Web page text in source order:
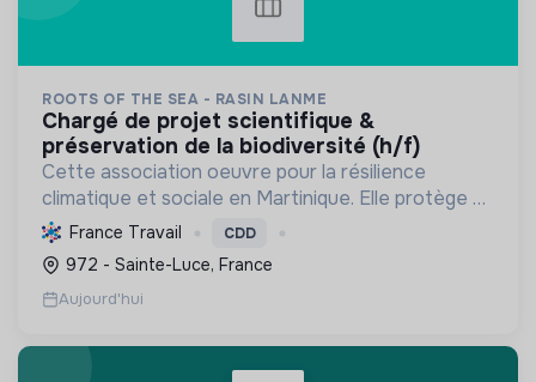
ROOTS OF THE SEA - RASIN LANME
chargé de projet scientifique &
préservation de la biodiversité (h/f)
Cette association oeuvre pour la résilience
climatique et sociale en Martinique. Elle protège et
restaure les écosystèmes marins et côtiers,
sensibilise le public et mobilise les citoyens pour un
aven...
France Travail CDD
972 - Sainte-Luce, France
Aujourd'hui